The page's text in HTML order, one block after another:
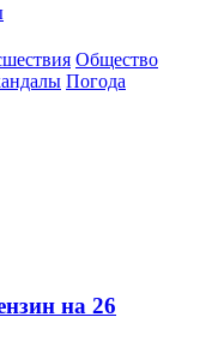
Общество
Погода
на 26